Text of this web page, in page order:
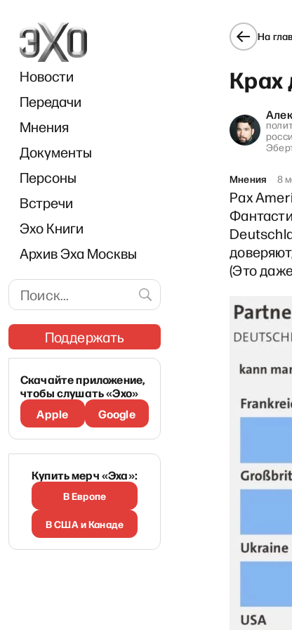
Новости
Передачи
Мнения
Документы
Персоны
Встречи
Эхо Книги
Архив Эха Москвы
Поддержать
Скачайте приложение,
чтобы слушать «Эхо»
Apple
Google
Купить мерч «Эха»:
В Европе
В США и Канаде
На
Мнения 8
Pax
(Это